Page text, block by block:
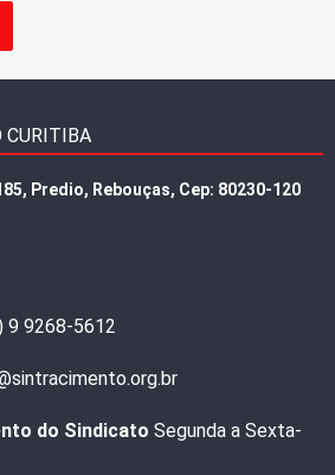
CURITIBA
Predio, Rebouças, Cep: 80230-120
9 9268-5612
do Sindicato Segunda a Sexta-